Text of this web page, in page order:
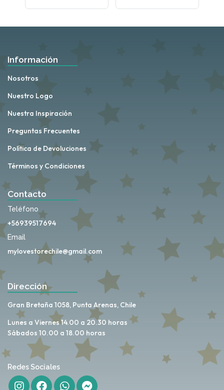
Información
Nosotros
Nuestro Logo
Nuestra Inspiración
Preguntas Frecuentes
Política de Devoluciones
Términos y Condiciones
Contacto
Teléfono
+56939517694
Email
mylovestorechile@gmail.com
Dirección
Gran Bretaña 1058, Punta Arenas, Chile
Lunes a Viernes 14.00 a 20.30 horas
Sábados 10.00 a 18.00 horas
Redes Sociales